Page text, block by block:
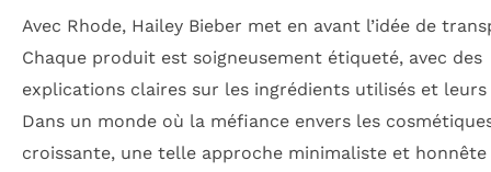
Avec Rhode, Hailey Bieber met en avant l’idée de
Chaque produit est soigneusement étiqueté, avec des
explications claires sur les ingrédients utilisés et
Dans un monde où la méfiance envers les
croissante, une telle approche minimaliste et honnête